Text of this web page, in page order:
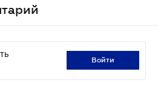
войти